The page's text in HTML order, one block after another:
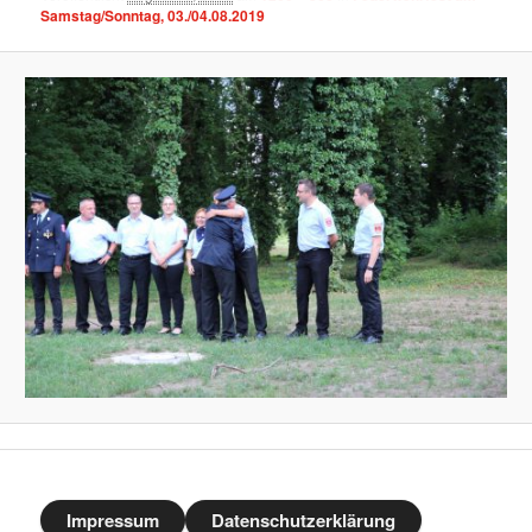
Samstag/Sonntag, 03./04.08.2019
Impressum Datenschutzerklärung